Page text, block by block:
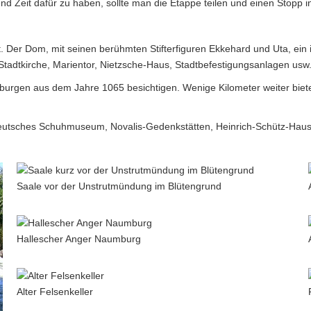
Zeit dafür zu haben, sollte man die Etappe teilen und einen Stopp
Dom, mit seinen berühmten Stifterfiguren Ekkehard und Uta,
Marientor, Nietzsche-Haus, Stadtbefestigungsanlagen
aus dem Jahre 1065 besichtigen. Wenige Kilometer weiter
Schuhmuseum, Novalis-Gedenkstätten, Heinrich-Schütz-
Saale vor der Unstrutmündung im Blütengrund
Hallescher Anger Naumburg
Alter Felsenkeller